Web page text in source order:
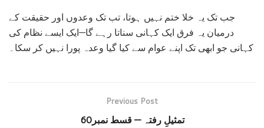
جب تک یہ خلا ختم نہیں ہوتا، تب تک وعدوں اور حقیقت کے
درمیان یہ فرق ایک کہانی سناتا رہے گا—ایک ایسے نظام کی
کہانی جو ابھی تک اپنے عوام سے کیا گیا وعدہ پورا نہیں کر سکا۔
Previous Post
تمثیلِ رفتہ — قسط نمبر60